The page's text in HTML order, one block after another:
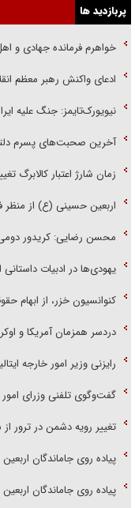
پربازدید ها
خواهرم فرمانده جهادی و
ادعای واکنش رهبر معظم
نیویورک‌تایمز: جنگ علیه
آخرین صحبت‌های پسرم
زمان شارژ اعتبار کالابرگ
اربعین حسینی (ع) از منظر
محسن رضایی: کریدور
یهودی‌ها در ادبیات داستانی
کنوانسیون خزر، از ابهام
دردسر همزمان آمریکا و
رایزنی وزیر امور خارجه
گفت‌وگوی تلفنی وزرای
تغییر رویه دشمن در ترور
پیاده روی جاماندگان
پیاده روی جاماندگان